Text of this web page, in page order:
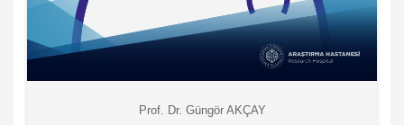
Prof. Dr. Güngör AKÇAY